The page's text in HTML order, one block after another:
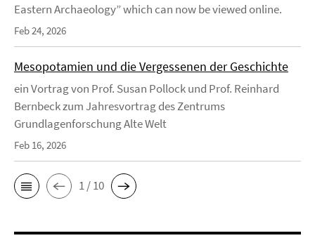
Eastern Archaeology” which can now be viewed online.
Feb 24, 2026
Mesopotamien und die Vergessenen der Geschichte
ein Vortrag von Prof. Susan Pollock und Prof. Reinhard
Bernbeck zum Jahresvortrag des Zentrums
Grundlagenforschung Alte Welt
Feb 16, 2026
1 / 10